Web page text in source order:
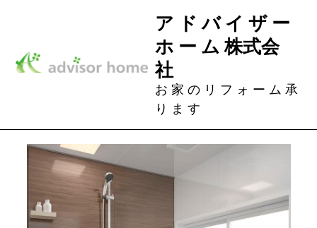
ア ド バ イ ザ ー
ホ ー ム 株式会
社
お 家 の リ フ ォ ー ム 承
り ま す